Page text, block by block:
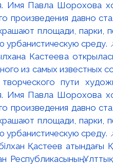
Кастеева
самых известных
пути
Имя Павла Шорохова
произведения давно
площади,
среду.